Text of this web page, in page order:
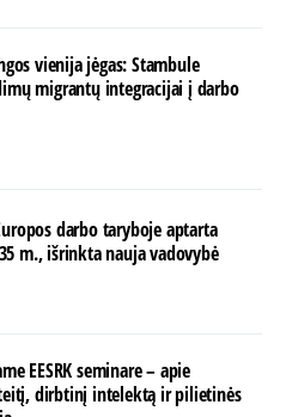
vienija jėgas: Stambule
migrantų integracijai į darbo
darbo taryboje aptarta
m., išrinkta nauja vadovybė
EESRK seminare – apie
dirbtinį intelektą ir pilietinės